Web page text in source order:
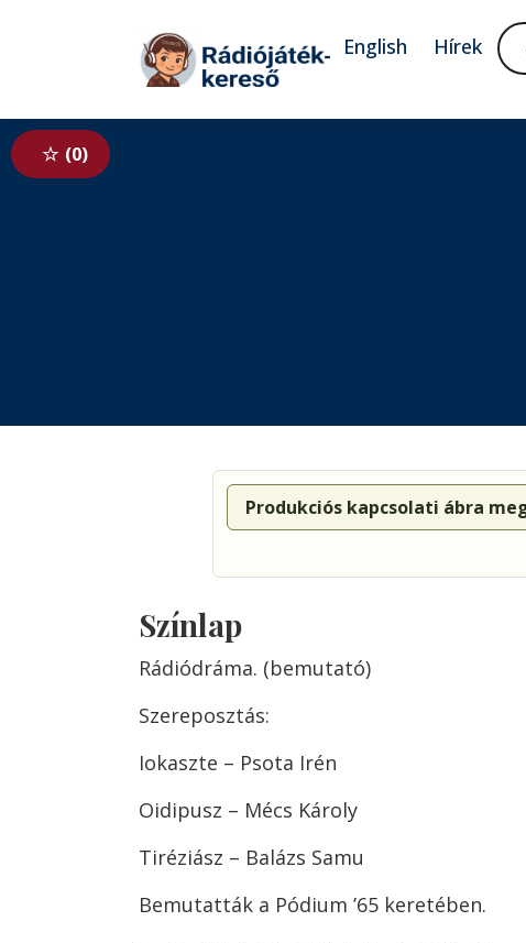
Tovább a tartalomhoz
English Hírek
0
Produkciós kapcsolati ábra
Színlap
Rádiódráma. (bemutató)
Szereposztás:
Iokaszte – Psota Irén
Oidipusz – Mécs Károly
Tiréziász – Balázs Samu
Bemutatták a Pódium ’65 keretében.